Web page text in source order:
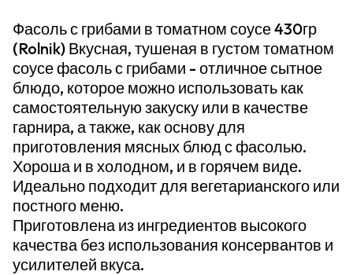
Фасоль с грибами в томатном соусе 430гр
(Rolnik) Вкусная, тушеная в густом томатном
соусе фасоль с грибами - отличное сытное
блюдо, которое можно использовать как
самостоятельную закуску или в качестве
гарнира, а также, как основу для
приготовления мясных блюд с фасолью.
Хороша и в холодном, и в горячем виде.
Идеально подходит для вегетарианского или
постного меню.
Приготовлена из ингредиентов высокого
качества без использования консервантов и
усилителей вкуса.